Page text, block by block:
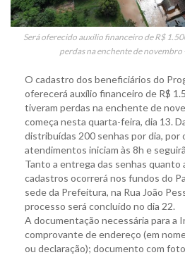
Será oferecido auxílio financeiro de R$
perdas na enchente de
O cadastro dos beneficiários do
oferecerá auxílio financeiro de R$
tiveram perdas na enchente de
começa nesta quarta-feira, dia 13.
distribuídas 200 senhas por dia, por
atendimentos iniciam às 8h e
Tanto a entrega das senhas quanto
cadastros ocorrerá nos fundos do
sede da Prefeitura, na Rua João
processo será concluído no dia 22.
A documentação necessária para a
comprovante de endereço (em
ou declaração); documento com